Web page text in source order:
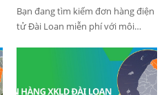
Bạn đang tìm kiếm đơn hàng điện
tử Đài Loan miễn phí với môi
ổn định và cơ hội phát triển nghề
nghiệp trong lĩnh vực công nghệ
cao? Nhà máy điện tử bán dẫn TƯ